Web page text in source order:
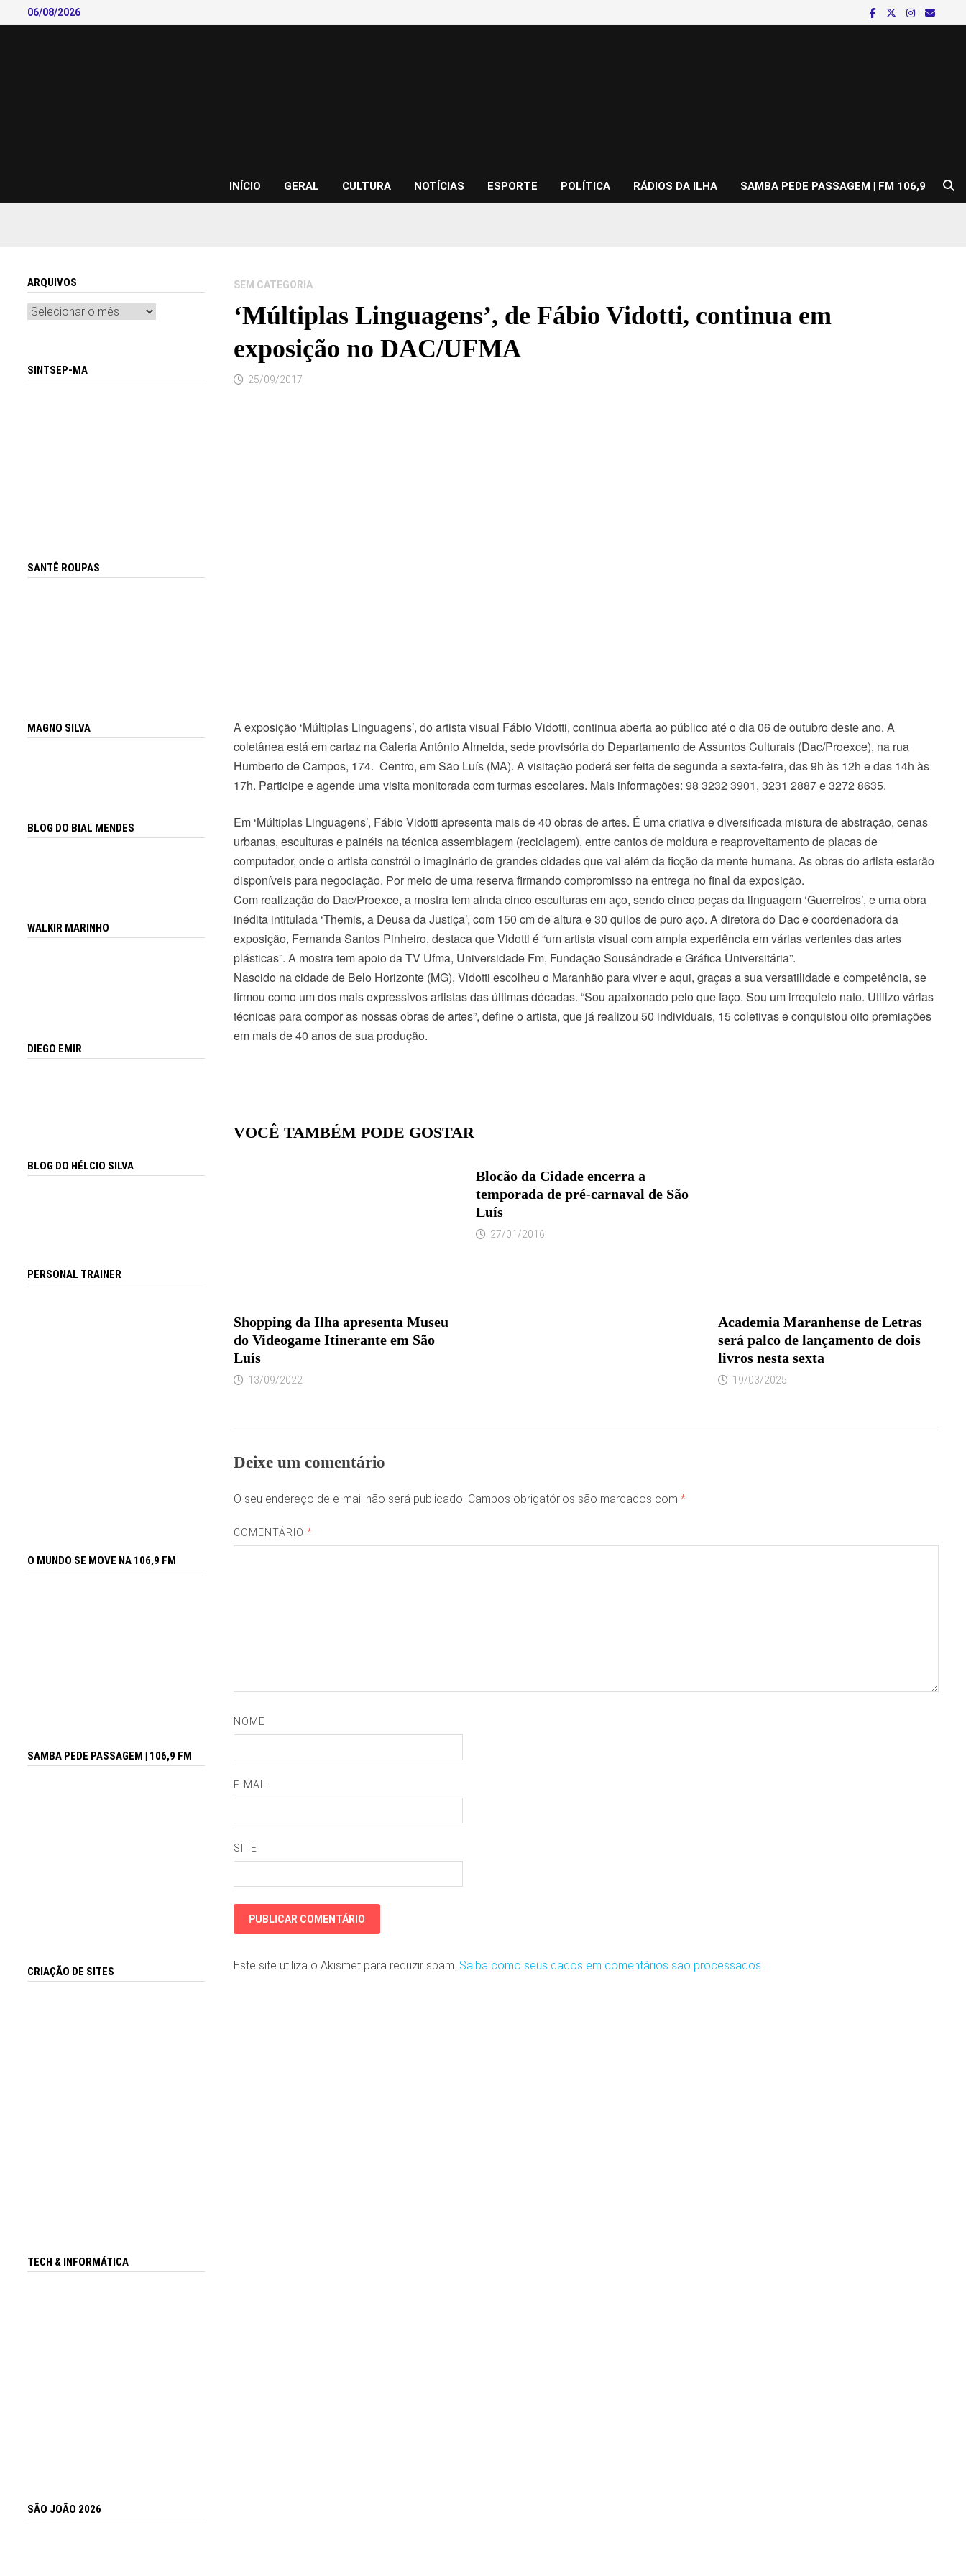
to
06/08/2026
INÍCIO GERAL CULTURA NOTÍCIAS ESPORTE POLÍTICA RÁDIOS DA ILHA SAMBA PEDE PASSAGEM | FM 106,9
SEM CATEGORIA
‘Múltiplas Linguagens’, de Fábio Vidotti, continua em
exposição no DAC/UFMA
25/09/2017
A exposição ‘Múltiplas Linguagens’, do artista visual Fábio Vidotti, continua aberta ao público até o dia 06 de outubro deste ano. A
coletânea está em cartaz na Galeria Antônio Almeida, sede provisória do Departamento de Assuntos Culturais (Dac/Proexce), na rua
Humberto de Campos, 174. Centro, em São Luís (MA). A visitação poderá ser feita de segunda a sexta-feira, das 9h às 12h e das 14h às
17h. Participe e agende uma visita monitorada com turmas escolares. Mais informações: 98 3232 3901, 3231 2887 e 3272 8635.
Em ‘Múltiplas Linguagens’, Fábio Vidotti apresenta mais de 40 obras de artes. É uma criativa e diversificada mistura de abstração, cenas
urbanas, esculturas e painéis na técnica assemblagem (reciclagem), entre cantos de moldura e reaproveitamento de placas de
computador, onde o artista constrói o imaginário de grandes cidades que vai além da ficção da mente humana. As obras do artista estarão
disponíveis para negociação. Por meio de uma reserva firmando compromisso na entrega no final da exposição.
Com realização do Dac/Proexce, a mostra tem ainda cinco esculturas em aço, sendo cinco peças da linguagem ‘Guerreiros’, e uma obra
inédita intitulada ‘Themis, a Deusa da Justiça’, com 150 cm de altura e 30 quilos de puro aço. A diretora do Dac e coordenadora da
exposição, Fernanda Santos Pinheiro, destaca que Vidotti é “um artista visual com ampla experiência em várias vertentes das artes
plásticas”. A mostra tem apoio da TV Ufma, Universidade Fm, Fundação Sousândrade e Gráfica Universitária”.
Nascido na cidade de Belo Horizonte (MG), Vidotti escolheu o Maranhão para viver e aqui, graças a sua versatilidade e competência, se
firmou como um dos mais expressivos artistas das últimas décadas. “Sou apaixonado pelo que faço. Sou um irrequieto nato. Utilizo várias
técnicas para compor as nossas obras de artes”, define o artista, que já realizou 50 individuais, 15 coletivas e conquistou oito premiações
em mais de 40 anos de sua produção.
VOCÊ TAMBÉM PODE GOSTAR
Shopping da Ilha apresenta Museu
do Videogame Itinerante em São
Luís
13/09/2022
Blocão da Cidade encerra a
temporada de pré-carnaval de São
Luís
27/01/2016
Academia Maranhense de Letras
será palco de lançamento de dois
livros nesta sexta
19/03/2025
Deixe um comentário
O seu endereço de e-mail não será publicado. Campos obrigatórios são marcados com *
COMENTÁRIO*
NOME
E-MAIL
SITE
Este site utiliza o Akismet para reduzir spam. Saiba como seus dados em comentários são processados.
ARQUIVOS
Arquivos
SINTSEP-MA
SANTÊ ROUPAS
MAGNO SILVA
BLOG DO BIAL MENDES
WALKIR MARINHO
DIEGO EMIR
BLOG DO HÉLCIO SILVA
PERSONAL TRAINER
O MUNDO SE MOVE NA 106,9 FM
SAMBA PEDE PASSAGEM | 106,9 FM
CRIAÇÃO DE SITES
TECH & INFORMÁTICA
SÃO JOÃO 2026